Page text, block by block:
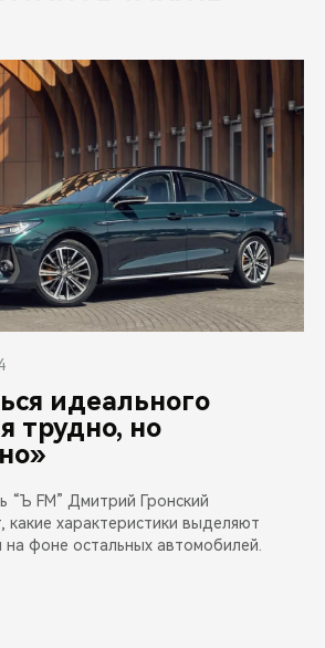
идеального
трудно, но
“Ъ FM” Дмитрий Гронский
какие характеристики выделяют
на фоне остальных автомобилей.